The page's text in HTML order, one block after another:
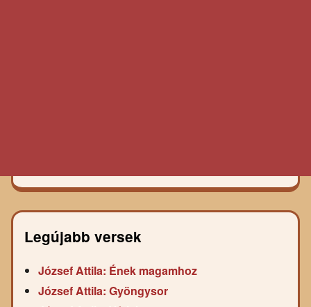
Legújabb versek
József Attila: Ének magamhoz
József Attila: Gyöngysor